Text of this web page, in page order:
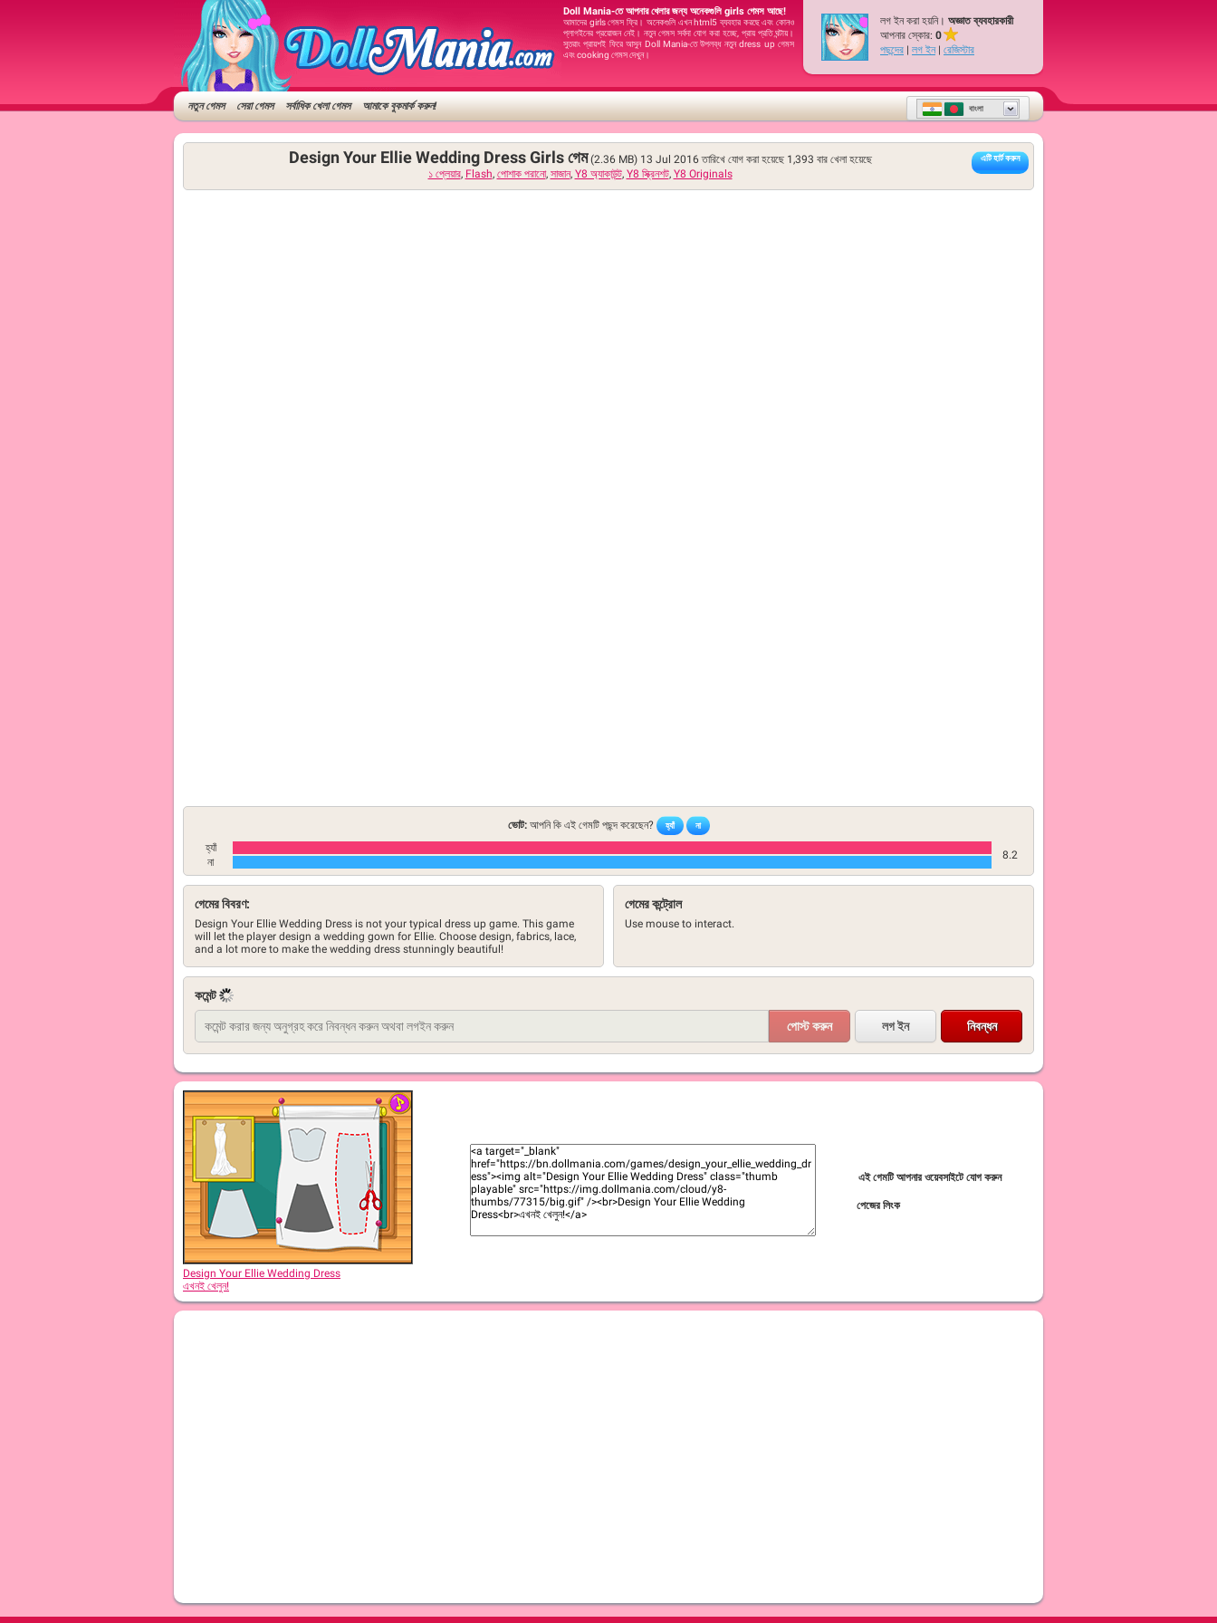
Doll Mania-তে আপনার খেলার জন্য অনেকগুলি girls গেমস আছে!
আমাদের girls গেমস ফ্রি। অনেকগুলি এখন html5 ব্যবহার করছে এবং কোনও
প্লাগইনের প্রয়োজন নেই। নতুন গেমস সর্বদা যোগ করা হচ্ছে, প্রায় প্রতি ঘন্টায়।
সুতরাং প্রায়শই ফিরে আসুন Doll Mania-তে উপলব্ধ নতুন dress up গেমস
এবং cooking গেমস দেখুন।
লগ ইন করা হয়নি। অজ্ঞাত ব্যবহারকারী
আপনার স্কোর: 0
পছন্দের | লগ ইন| রেজিস্টার
নতুন গেমস সেরা গেমস সর্বাধিক খেলা গেমস আমাকে বুকমার্ক করুন! বাংলা
এটি হার্ট করুন
Design Your Ellie Wedding Dress Girls গেম (2.36 MB) 13 Jul 2016 তারিখে যোগ করা হয়েছে 1,393 বার খেলা হয়েছে
১ প্লেয়ার, Flash, পোশাক পরানো, সাজান, Y8 অ্যাকাউন্ট, Y8 স্ক্রিনশট, Y8 Originals
ভোট:আপনি কি এই গেমটি পছন্দ করেছেন? হ্যাঁ না
হ্যাঁ
8.2
না
গেমের বিবরণ:
Design Your Ellie Wedding Dress is not your typical dress up game. This game
will let the player design a wedding gown for Ellie. Choose design, fabrics, lace,
and a lot more to make the wedding dress stunningly beautiful!
গেমের কন্ট্রোল
Use mouse to interact.
কমেন্ট
লগ ইন নিবন্ধন
Design Your Ellie Wedding Dress
এখনই খেলুন!
এই গেমটি আপনার ওয়েবসাইটে যোগ করুন
পেজের লিংক